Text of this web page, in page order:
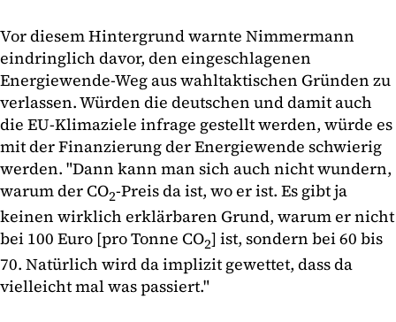
Vor diesem Hintergrund warnte Nimmermann
eindringlich davor, den eingeschlagenen
Energiewende-Weg aus wahltaktischen Gründen zu
verlassen. Würden die deutschen und damit auch
die EU-Klimaziele infrage gestellt werden, würde es
mit der Finanzierung der Energiewende schwierig
werden. "Dann kann man sich auch nicht wundern,
warum der CO2-Preis da ist, wo er ist. Es gibt ja
keinen wirklich erklärbaren Grund, warum er nicht
bei 100 Euro [pro Tonne CO2] ist, sondern bei 60 bis
70. Natürlich wird da implizit gewettet, dass da
vielleicht mal was passiert."